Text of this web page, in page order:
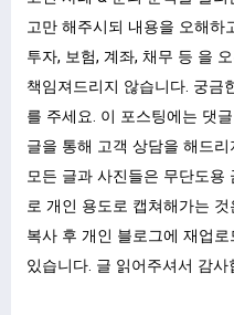
고만 해주시되 내용을 오해하
투자, 보험, 계좌, 채무 등 을
책임져드리지 않습니다. 궁금
를 주세요. 이 포스팅에는 댓
글을 통해 고객 상담을 해드
모든 글과 사진들은 무단도용
로 개인 용도로 캡쳐해가는
복사 후 개인 블로그에 재업
있습니다. 글 읽어주셔서 감사